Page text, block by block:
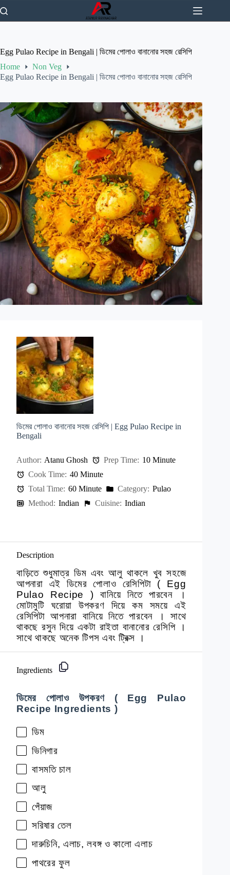
to
content
Egg Pulao Recipe in Bengali | ডিমের পোলাও বানানোর সহজ রেসিপি
Home
Non Veg
Egg Pulao Recipe in Bengali | ডিমের পোলাও বানানোর সহজ রেসিপি
ডিমের পোলাও বানানোর সহজ রেসিপি | Egg Pulao Recipe in
Bengali
Author: Atanu Ghosh Prep Time: 10 Minute
Cook Time: 40 Minute
Total Time: 60 Minute Category: Pulao
Method: Indian Cuisine: Indian
Description
বাড়িতে শুধুমাত্র ডিম এবং আলু থাকলে খুব সহজে
আপনারা এই ডিমের পোলাও রেসিপিটা ( Egg
Pulao Recipe ) বানিয়ে নিতে পারবেন ।
মোটামুটি ঘরোয়া উপকরণ দিয়ে কম সময়ে এই
রেসিপিটা আপনারা বানিয়ে নিতে পারবেন । সাথে
থাকছে রসুন দিয়ে একটা রাইতা বানানোর রেসিপি ।
সাথে থাকছে অনেক টিপস এবং ট্রিক্স ।
Ingredients
ডিমের পোলাও উপকরণ ( Egg Pulao
Recipe Ingredients )
ডিম
ভিনিগার
বাসমতি চাল
আলু
পেঁয়াজ
সরিষার তেল
দারুচিনি, এলাচ, লবঙ্গ ও কালো এলাচ
পাথরের ফুল